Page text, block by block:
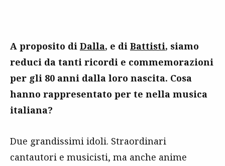
A proposito di Dalla, e di Battisti, siamo
reduci da tanti ricordi e commemorazioni
per gli 80 anni dalla loro nascita. Cosa
hanno rappresentato per te nella musica
italiana?
Due grandissimi idoli. Straordinari
cantautori e musicisti, ma anche anime